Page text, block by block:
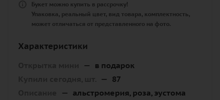
Букет можно купить в рассрочку!
Упаковка, реальный цвет, вид товара, комплектность,
может отличаться от представленного на фото.
Характеристики
— в подарок
— 87
— альстромерия, роза, эустома